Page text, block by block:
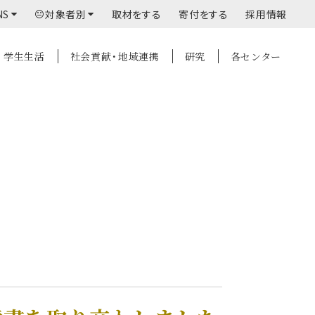
対象者別 取材をする 寄付をする 採用情報
学生生活 社会貢献・地域連携 研究 各センター